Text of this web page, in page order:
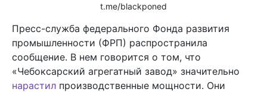
t.me/blackponed
Пресс-служба федерального Фонда развития
промышленности (ФРП) распространила
сообщение. В нем говорится о том, что
«Чебоксарский агрегатный завод» значительно
нарастил производственные мощности. Они